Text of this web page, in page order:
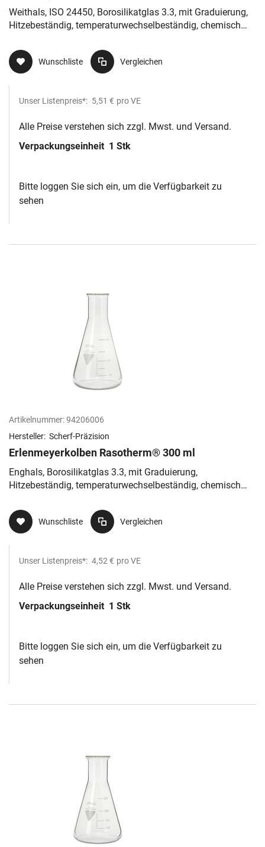
Weithals, ISO 24450, Borosilikatglas 3.3, mit Graduierung,
Hitzebeständig, temperaturwechselbeständig, chemisch
Wunschliste Vergleichen
Unser Listenpreis*: 5,51 € pro VE
Alle Preise verstehen sich zzgl. Mwst. und Versand.
Verpackungseinheit 1 Stk
Bitte loggen Sie sich ein, um die Verfügbarkeit zu
sehen
Artikelnummer:94206006
Hersteller: Scherf-Präzision
Erlenmeyerkolben Rasotherm® 300 ml
Enghals, Borosilikatglas 3.3, mit Graduierung,
Hitzebeständig, temperaturwechselbeständig, chemisch
Wunschliste Vergleichen
Unser Listenpreis*: 4,52 € pro VE
Alle Preise verstehen sich zzgl. Mwst. und Versand.
Verpackungseinheit 1 Stk
Bitte loggen Sie sich ein, um die Verfügbarkeit zu
sehen